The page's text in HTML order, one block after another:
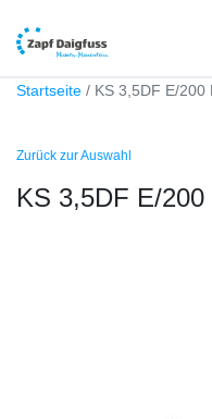
Startseite KS 3,5DF E/200
Zurück zur Auswahl
KS 3,5DF E/